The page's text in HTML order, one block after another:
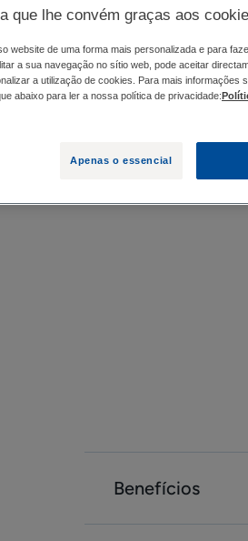
Benefícios
que lhe convém graças aos
website de uma forma mais personalizada e para
a sua navegação no sítio web, pode aceitar
a utilização de cookies. Para mais informações
abaixo para ler a nossa política de privacidade:
Apenas o essencial